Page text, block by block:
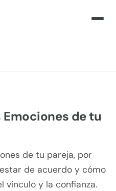
Emociones de tu
de tu pareja, por
de acuerdo y cómo
vínculo y la confianza.